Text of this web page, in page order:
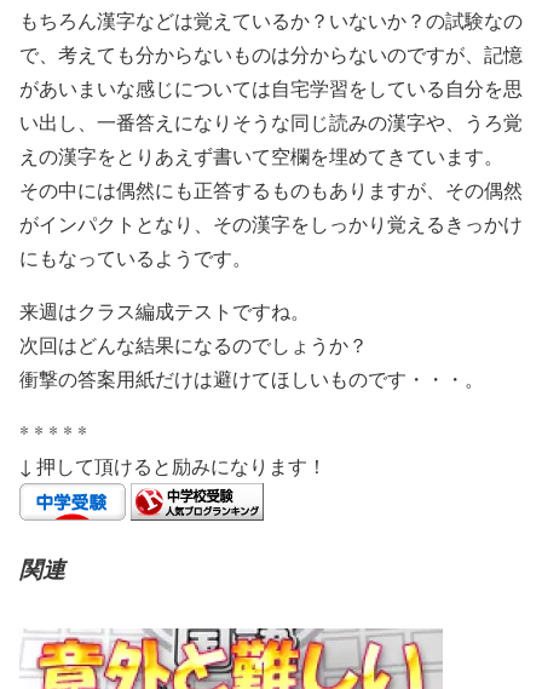
もちろん漢字などは覚えているか？いないか？の試験なの
で、考えても分からないものは分からないのですが、記憶
があいまいな感じについては自宅学習をしている自分を思
い出し、一番答えになりそうな同じ読みの漢字や、うろ覚
えの漢字をとりあえず書いて空欄を埋めてきています。
その中には偶然にも正答するものもありますが、その偶然
がインパクトとなり、その漢字をしっかり覚えるきっかけ
にもなっているようです。
来週はクラス編成テストですね。
次回はどんな結果になるのでしょうか？
衝撃の答案用紙だけは避けてほしいものです・・・。
* * * * *
↓ 押して頂けると励みになります！
関連